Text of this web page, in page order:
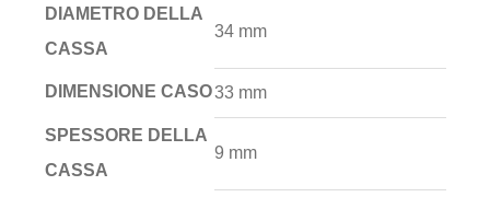
DIAMETRO DELLA
CASSA
34 mm
DIMENSIONE CASO33 mm
SPESSORE DELLA
CASSA
9 mm